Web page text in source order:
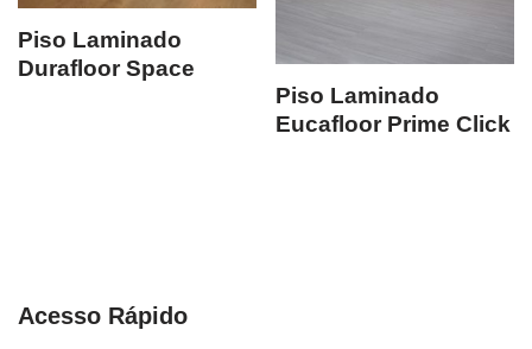
Piso Laminado
Durafloor Space
Piso Laminado
Eucafloor Prime Click
Acesso Rápido